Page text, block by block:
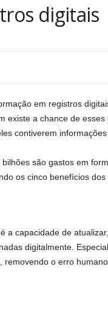
digitais
em registros
a chance de
contiverem informações
são gastos em
os cinco benefícios
capacidade de
digitalmente.
o erro